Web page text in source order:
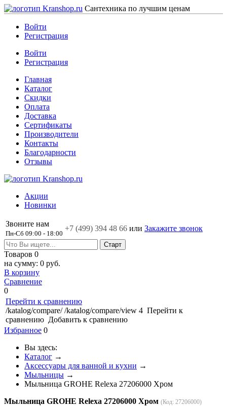
Сантехника по лучшим ценам
Войти
Регистрация
Войти
Регистрация
Главная
Каталог
Скидки
Оплата
Доставка
Сертификаты
Производители
Контакты
Благодарности
Отзывы
Акции
Новинки
Звоните нам
Пн-Сб 09:00 - 18:00
+7 (499) 394 48 66 или Закажите звонок
Товаров 0
на сумму: 0 руб.
В корзину
Сравнение
0
Перейти к сравнению
/katalog/compare/ /katalog/compare/view 4 Перейти к
сравнению Добавить к сравнению
Избранное 0
Вы здесь:
Каталог →
Аксессуары для ванной и кухни →
Мыльницы →
Мыльница GROHE Relexa 27206000 Хром
Мыльница GROHE Relexa 27206000 Хром (Код: 27206000)